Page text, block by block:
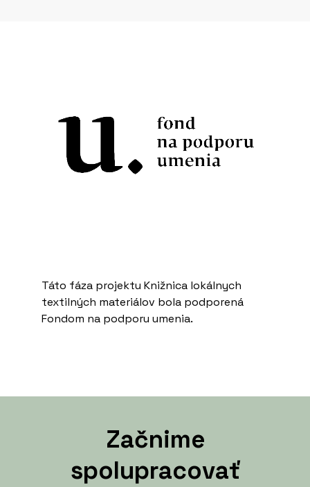
Táto fáza projektu Knižnica lokálnych
textilných materiálov bola podporená
Fondom na podporu umenia.
Začnime
spolupracovať